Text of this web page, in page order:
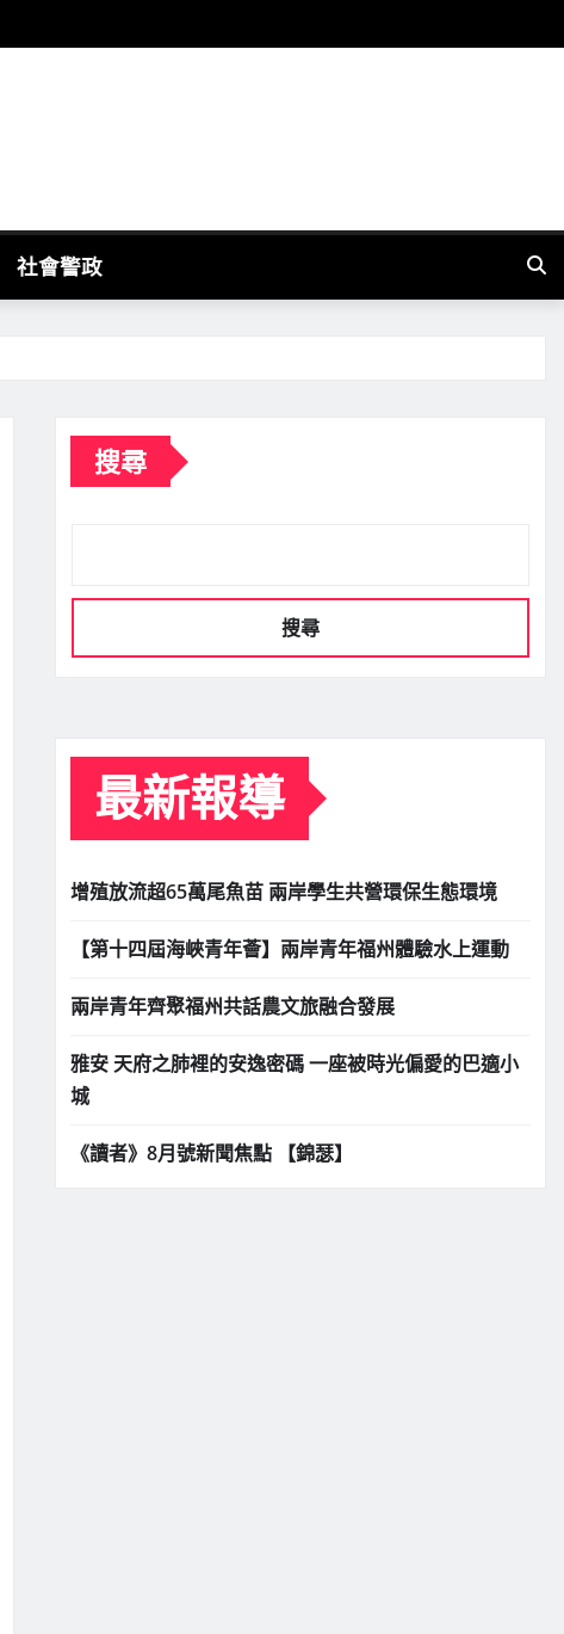
社會警政
搜尋
搜尋
最新報導
增殖放流超65萬尾魚苗 兩岸學生共營環保生態環境
【第十四屆海峽青年薈】兩岸青年福州體驗水上運動
兩岸青年齊聚福州共話農文旅融合發展
雅安 天府之肺裡的安逸密碼 一座被時光偏愛的巴適小
城
《讀者》8月號新聞焦點 【錦瑟】